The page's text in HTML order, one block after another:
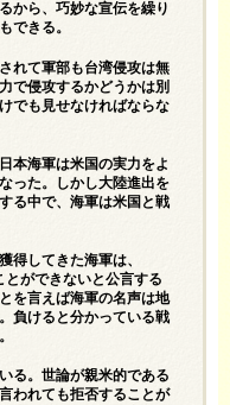
から、巧妙な宣伝を繰り
できる。
れて軍部も台湾侵攻は無
で侵攻するかどうかは別
でも見せなければならな
本海軍は米国の実力をよ
った。しかし大陸進出を
る中で、海軍は米国と戦
得してきた海軍は、
ができないと公言する
を言えば海軍の名声は地
負けると分かっている戦
る。世論が親米的である
われても拒否することが